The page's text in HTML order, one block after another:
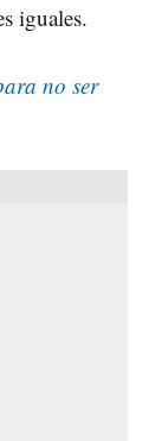
iguales.
no ser